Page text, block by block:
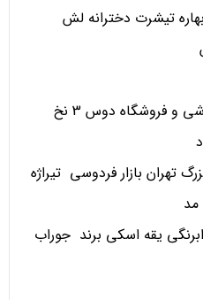
تیشرت دخترانه لش
مزون و تک فروشی عمده فروشی و فروشگاه دوس 3 نخ
تهران بازار فردوسی تیراژه
مد
یقه اسکی برند جوراب